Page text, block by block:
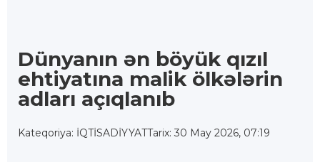
Dünyanın ən böyük qızıl
ehtiyatına malik ölkələrin
adları açıqlanıb
Kateqoriya: İQTİSADİYYATTarix: 30 May 2026, 07:19